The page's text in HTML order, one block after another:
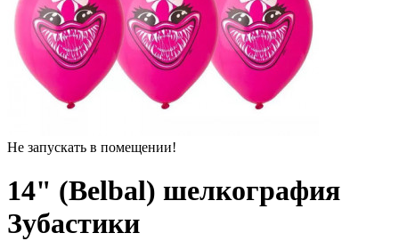
Не запускать в помещении!
14" (Belbal) шелкография
Зубастики